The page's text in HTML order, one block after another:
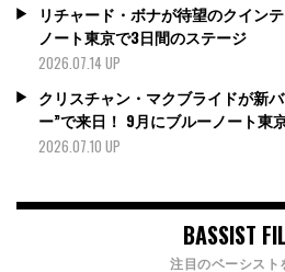
リチャード・ボナが待望のクイン
ノート東京で3日間のステージ
2026.07.14 UP
クリスチャン・マクブライドが新
ー”で来日！ 9月にブルーノート東
2026.07.10 UP
BASSIST
注目のベーシスト